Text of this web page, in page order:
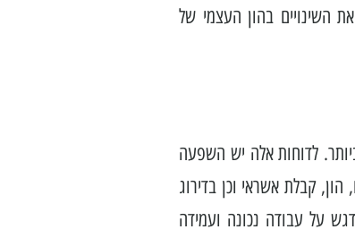
השינויים בהון העצמי של
לדוחות אלה יש השפעה
קבלת אשראי וכן בדירוג
על עבודה נכונה ועמידה